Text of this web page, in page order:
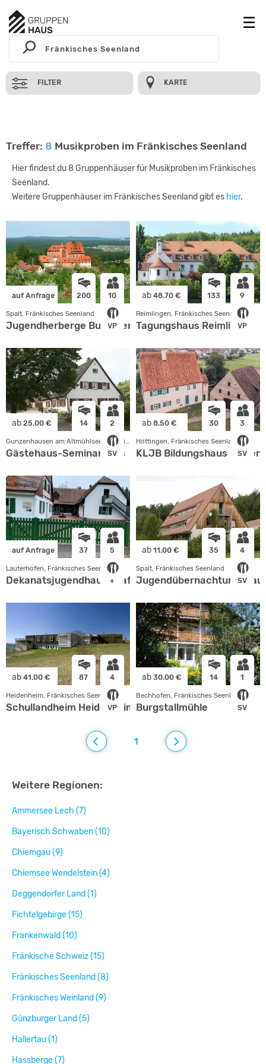
FILTER KARTE
Treffer: 8 Musikproben im Fränkisches Seenland
Hier findest du 8 Gruppenhäuser für Musikproben im Fränkisches
Seenland.
Weitere Gruppenhäuser im Fränkisches Seenland gibt es hier.
auf Anfrage 200 10
VP
Spalt, Fränkisches Seenland
Jugendherberge Burg Wernfels (DJH)
ab 48.70 € 133 9
VP
Reimlingen, Fränkisches Seenland
Tagungshaus Reimlingen
ab 25.00 € 14 2
SV
Gästehaus-Seminarhaus
ab 8.50 € 30 3
SV
Höttingen, Fränkisches Seenland
KLJB Bildungshaus
auf Anfrage 37 5
+
Lauterhofen, Fränkisches Seenland
Dekanatsjugendhaus Grafenbuch
ab 11.00 € 35 4
SV
Spalt, Fränkisches Seenland
ab 41.00 € 87 4
VP
Heidenheim, Fränkisches Seenland
Schullandheim Heidenheim
ab 30.00 € 14 1
SV
Bechhofen, Fränkisches Seenland
Burgstallmühle
1
Weitere Regionen:
Ammersee Lech (7)
Bayerisch Schwaben (10)
Chiemgau (9)
Chiemsee Wendelstein (4)
Deggendorfer Land (1)
Fichtelgebirge (15)
Frankenwald (10)
Fränkische Schweiz (15)
Fränkisches Seenland (8)
Fränkisches Weinland (9)
Günzburger Land (5)
Hallertau (1)
Hassberge (7)